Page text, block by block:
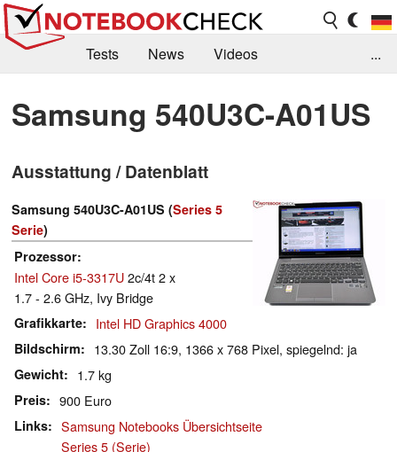
Tests News
Videos
Kaufberatung
Deals Suche
Jobs
Forum
...
Samsung 540U3C-A01US
Ausstattung / Datenblatt
Samsung 540U3C-A01US (Series 5
Serie)
Prozessor
Intel Core i5-3317U2c/4t 2 x
1.7 - 2.6 GHz, Ivy Bridge
Grafikkarte Intel HD Graphics 4000
Bildschirm 13.30 Zoll 16:9, 1366 x 768 Pixel, spiegelnd: ja
Gewicht 1.7 kg
Preis 900 Euro
Links
Samsung Notebooks Übersichtseite
Series 5 (Serie)